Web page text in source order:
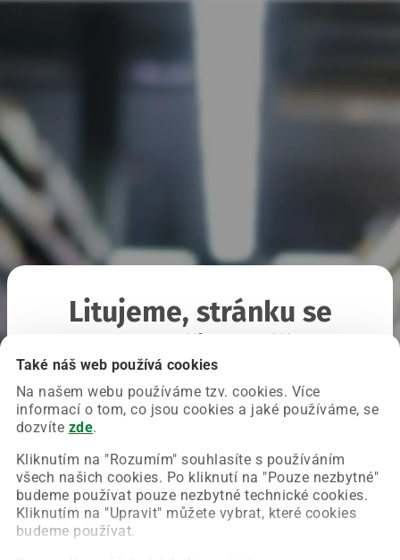
Také náš web používá cookies
Na našem webu používáme tzv. cookies. Více
informací o tom, co jsou cookies a jaké používáme, se
dozvíte zde.
Kliknutím na "Rozumím" souhlasíte s používáním
všech našich cookies. Po kliknutí na "Pouze nezbytné"
budeme používat pouze nezbytné technické cookies.
Kliknutím na "Upravit" můžete vybrat, které cookies
budeme používat.
Litujeme, stránku se
Chyba nastala na naší straně a už ji opravujeme.
Zkuste prosím znovu načíst požadovanou stránku.
Obnovit stránku Úvodní strana